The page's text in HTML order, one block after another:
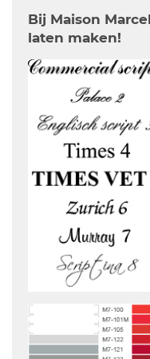
Bij Maison
laten maken!